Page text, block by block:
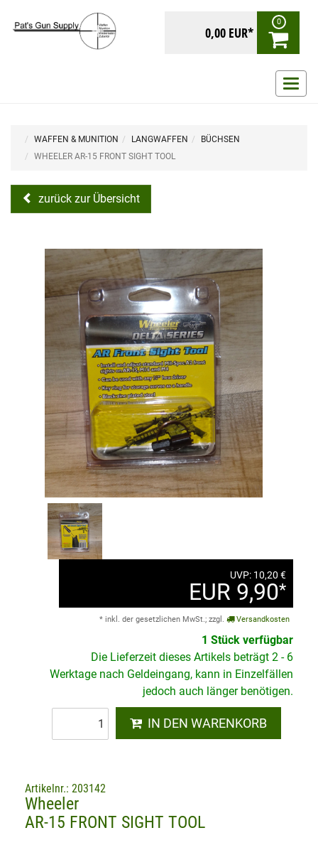
0,00 EUR*
0
ein-/
WAFFEN & MUNITION LANGWAFFEN
BÜCHSEN
WHEELER AR-15 FRONT SIGHT TOOL
zurück zur Übersicht
UVP: 10,20 €
EUR 9,90*
* inkl. der gesetzlichen MwSt.; zzgl. Versandkosten
1 Stück verfügbar
Die Lieferzeit dieses Artikels beträgt 2 - 6
Werktage nach Geldeingang, kann in Einzelfällen
jedoch auch länger benötigen.
IN DEN WARENKORB
Artikelnr.: 203142
Wheeler
AR-15 FRONT SIGHT TOOL